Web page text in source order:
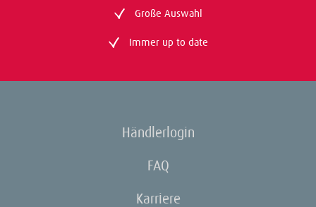
Große Auswahl
Immer up to date
Händlerlogin
FAQ
Karriere